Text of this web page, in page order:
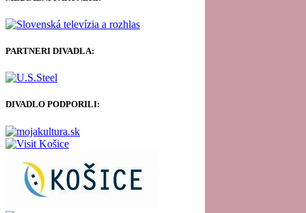
PARTNERI DIVADLA:
DIVADLO PODPORILI: